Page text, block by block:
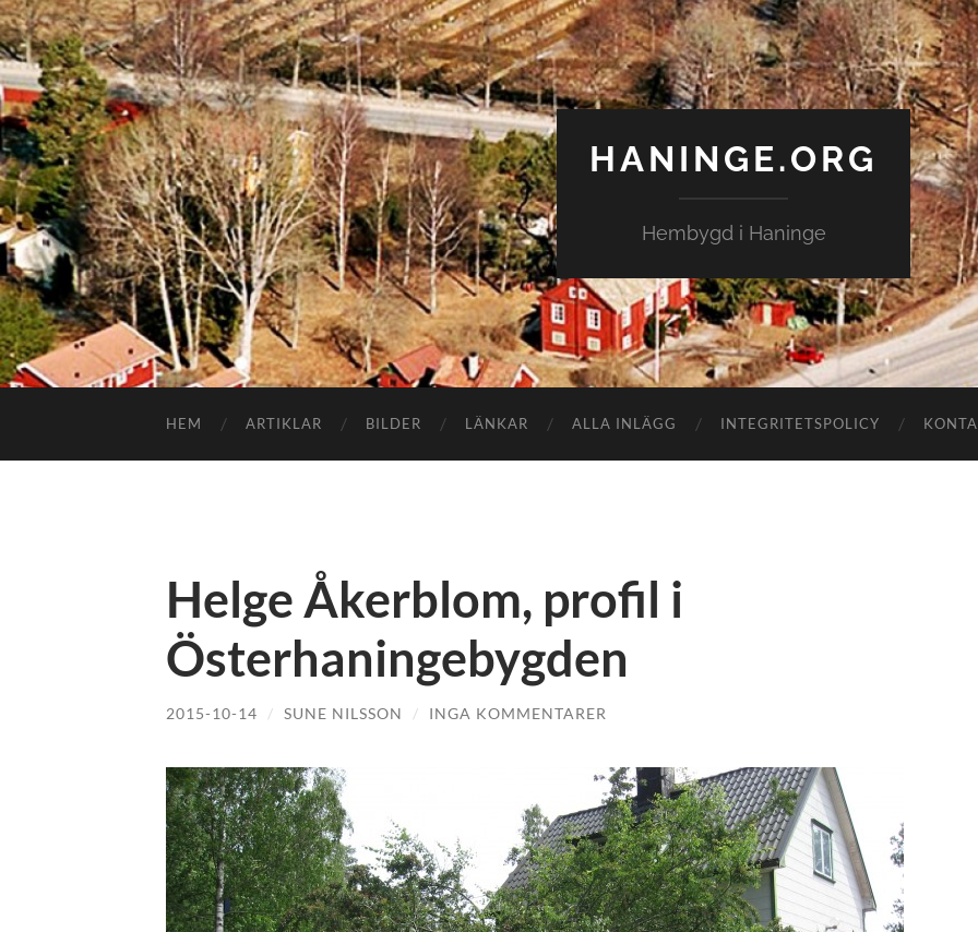
HANINGE.ORG
Hembygd i Haninge
HEM ARTIKLAR BILDER LÄNKAR ALLA INLÄGG INTEGRITETSPOLICY
Helge Åkerblom, profil i
Österhaningebygden
2015-10-14 / SUNE NILSSON / INGA KOMMENTARER